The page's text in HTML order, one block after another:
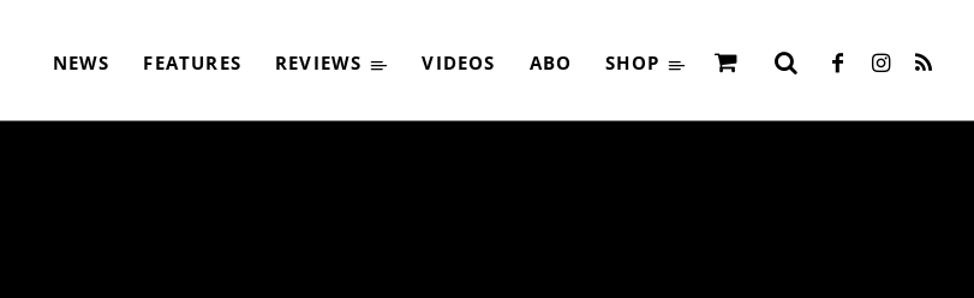
NEWS FEATURES REVIEWS VIDEOS ABO SHOP
CLASSIC ROCK - 15. MÄRZ 2024